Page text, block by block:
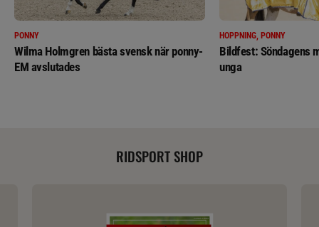
PONNY
Wilma Holmgren bästa svensk när ponny-
EM avslutades
HOPPNING, PONNY
Bildfest: Söndagens
unga
RIDSPORT SHOP